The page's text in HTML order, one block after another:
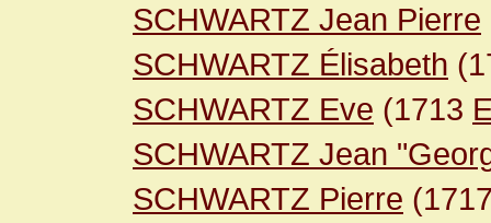
SCHWARTZ Jean Pierre
SCHWARTZ Élisabeth
SCHWARTZ Eve (1713
SCHWARTZ Jean
SCHWARTZ Pierre